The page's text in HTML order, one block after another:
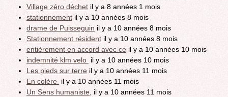
Village zéro déchet il y a 8 années 1 mois
stationnement il y a 10 années 8 mois
drame de Puisseguin il y a 10 années 8 mois
Stationnement résident il y a 10 années 8 mois
entièrement en accord avec ce il y a 10 années 10 mois
indemnité klm velo il y a 10 années 10 mois
Les pieds sur terre il y a 10 années 11 mois
En colère il y a 10 années 11 mois
Un Sens humaniste, il y a 10 années 11 mois